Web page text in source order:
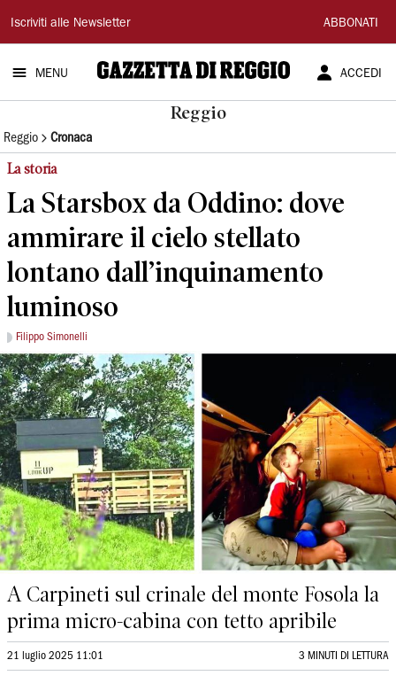
Gazzetta
di
Reggio
Iscriviti alle Newsletter ABBONATI
MENU ACCEDI
Reggio
Reggio Cronaca
La storia
La Starsbox da Oddino: dove
ammirare il cielo stellato
lontano dall’inquinamento
luminoso
Filippo Simonelli
A Carpineti sul crinale del monte Fosola la
prima micro-cabina con tetto apribile
21 luglio 2025 11:01 3 MINUTI DI LETTURA